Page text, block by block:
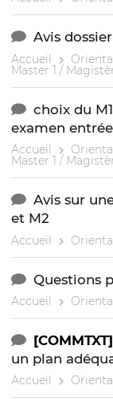
Avis
Accueil
Master 1 /
choix du
examen
Accueil
Master 1 /
Avis sur
et M2
Accueil
Questions
Accueil
[COMMTXT]
un plan
Accueil